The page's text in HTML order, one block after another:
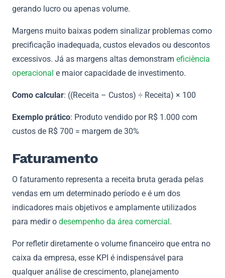
gerando lucro ou apenas volume.
Margens muito baixas podem sinalizar problemas como
precificação inadequada, custos elevados ou descontos
excessivos. Já as margens altas demonstram eficiência
operacional e maior capacidade de investimento.
Como calcular: ((Receita – Custos) ÷ Receita) × 100
Exemplo prático: Produto vendido por R$ 1.000 com
custos de R$ 700 = margem de 30%
Faturamento
O faturamento representa a receita bruta gerada pelas
vendas em um determinado período e é um dos
indicadores mais objetivos e amplamente utilizados
para medir o desempenho da área comercial.
Por refletir diretamente o volume financeiro que entra no
caixa da empresa, esse KPI é indispensável para
qualquer análise de crescimento, planejamento